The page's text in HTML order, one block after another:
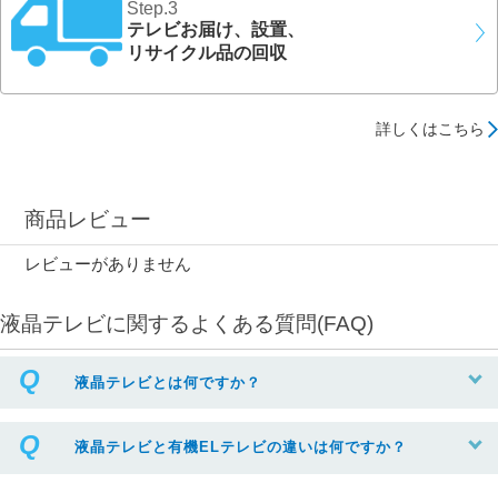
Step.3
テレビお届け、設置、
リサイクル品の回収
詳しくはこちら
商品レビュー
レビューがありません
液晶テレビに関するよくある質問(FAQ)
液晶テレビとは何ですか？
液晶テレビと有機ELテレビの違いは何ですか？